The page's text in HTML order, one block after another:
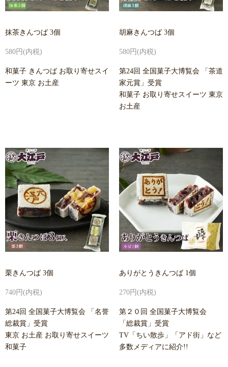
抹茶きんつば 3個
580円(内税)
和菓子 きんつば お取り寄せスイ
ーツ 東京 お土産
胡麻きんつば 3個
580円(内税)
第24回 全国菓子大博覧会 「茶道
家元賞」受賞
和菓子 お取り寄せスイーツ 東京
お土産
栗きんつば 3個
740円(内税)
第24回 全国菓子大博覧会 「名誉
総裁賞」受賞
東京 お土産 お取り寄せスイーツ
和菓子
ありがとうきんつば 1個
270円(内税)
第２０回 全国菓子大博覧会
「総裁賞」受賞
TV「ちい散歩」「アド街」など
多数メディアに紹介!!